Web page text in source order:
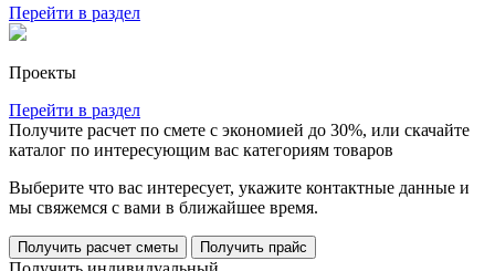
Перейти в раздел
Проекты
Перейти в раздел
Получите расчет по смете с экономией до 30%, или скачайте
каталог по интересующим вас категориям товаров
Выберите что вас интересует, укажите контактные данные и
мы свяжемся с вами в ближайшее время.
Получить расчет сметы Получить прайс